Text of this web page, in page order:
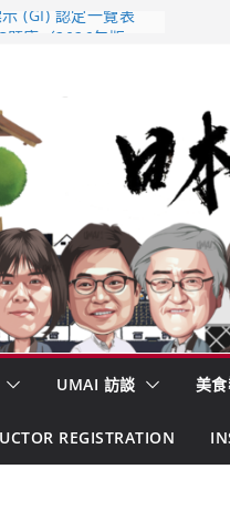
(GI) 認定一覽表
年老酒藏殺入股票
背後的密碼
說上手 – 山形純米大
承 ～ くどき上手
UMAI 訪談 美
REGISTRATION